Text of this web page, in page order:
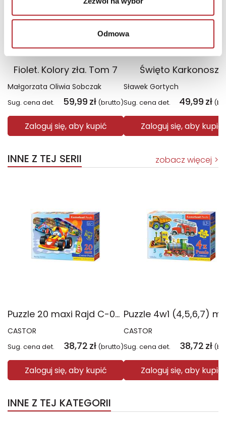
Odmowa
Fiolet. Kolory zła. Tom 7
Małgorzata Oliwia Sobczak
Sug. cena det. 59,99 zł (brutto)
Zaloguj się, aby kupić
Święto Karkonoszy
Sławek Gortych
Sug. cena det. 49,99 zł
Zaloguj się, aby kupić
INNE Z TEJ SERII zobacz więcej
Puzzle 20 maxi Rajd C-02146-1
CASTOR
Sug. cena det. 38,72 zł (brutto)
Zaloguj się, aby kupić
CASTOR
Sug. cena det. 38,72 zł
Zaloguj się, aby kupić
INNE Z TEJ KATEGORII